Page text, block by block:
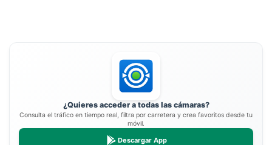
¿Quieres acceder a todas las cámaras?
Consulta el tráfico en tiempo real, filtra por carretera y crea favoritos desde tu
móvil.
Descargar App